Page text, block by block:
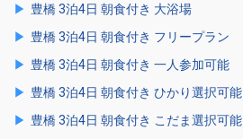
豊橋 3泊4日 朝食付き 大浴場
豊橋 3泊4日 朝食付き フリープラン
豊橋 3泊4日 朝食付き 一人参加可能
豊橋 3泊4日 朝食付き ひかり選択可能
豊橋 3泊4日 朝食付き こだま選択可能